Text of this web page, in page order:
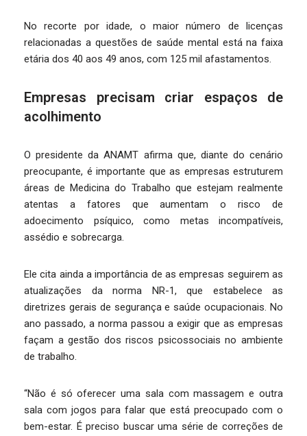
No recorte por idade, o maior número de licenças
relacionadas a questões de saúde mental está na faixa
etária dos 40 aos 49 anos, com 125 mil afastamentos.
Empresas precisam criar espaços de
acolhimento
O presidente da ANAMT afirma que, diante do cenário
preocupante, é importante que as empresas estruturem
áreas de Medicina do Trabalho que estejam realmente
atentas a fatores que aumentam o risco de
adoecimento psíquico, como metas incompatíveis,
assédio e sobrecarga.
Ele cita ainda a importância de as empresas seguirem as
atualizações da norma NR-1, que estabelece as
diretrizes gerais de segurança e saúde ocupacionais. No
ano passado, a norma passou a exigir que as empresas
façam a gestão dos riscos psicossociais no ambiente
de trabalho.
“Não é só oferecer uma sala com massagem e outra
sala com jogos para falar que está preocupado com o
bem-estar. É preciso buscar uma série de correções de